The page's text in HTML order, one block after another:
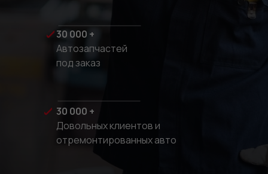
30 000 +
Автозапчастей
под заказ
30 000 +
Довольных клиентов и
отремонтированных авто
С заботой
о вашем
автомобиле
Автотехцентр «Стартер
Саратов» предлагает
профессиональный
MAZDA», который